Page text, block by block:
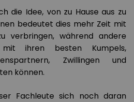
die Idee, von zu Hause aus zu
bedeutet dies mehr Zeit mit
verbringen, während andere
ihren besten Kumpels,
Zwillingen und
können.
Fachleute sich noch daran